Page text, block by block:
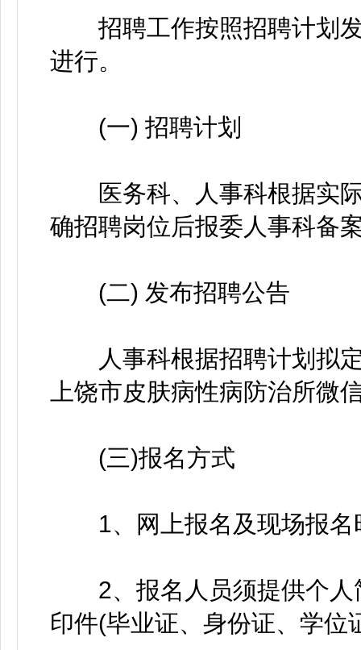
招聘工作按照招聘计划发
进行。
(一) 招聘计划
医务科、人事科根据实际
确招聘岗位后报委人事科备
(二) 发布招聘公告
人事科根据招聘计划拟定
上饶市皮肤病性病防治所微
(三)报名方式
1、网上报名及现场报名
2、报名人员须提供个人
印件(毕业证、身份证、学位